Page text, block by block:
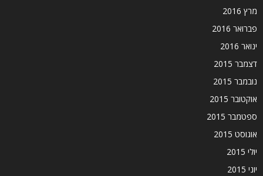
מרץ 2016
פברואר 2016
ינואר 2016
דצמבר 2015
נובמבר 2015
אוקטובר 2015
ספטמבר 2015
אוגוסט 2015
יולי 2015
יוני 2015